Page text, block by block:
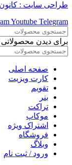
طراحی سایت :
Youtube Telegram
برای دیدن محصولاتی
صفحه اصلی
کارت ویزیت
تقویم
بنر
تراکت
موکاپ
اشتراک ویژه
فروشگاه
وبلاگ
ورود / ثبت نام